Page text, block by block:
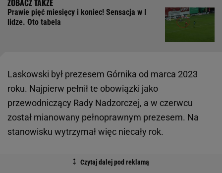
Prawie pięć miesięcy i koniec! Sensacja w I
lidze. Oto tabela
Laskowski był prezesem Górnika od marca 2023
roku. Najpierw pełnił te obowiązki jako
przewodniczący Rady Nadzorczej, a w czerwcu
został mianowany pełnoprawnym prezesem. Na
stanowisku wytrzymał więc niecały rok.